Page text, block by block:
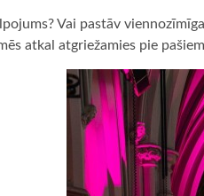
Vai pastāv
atkal atgriežamies pie